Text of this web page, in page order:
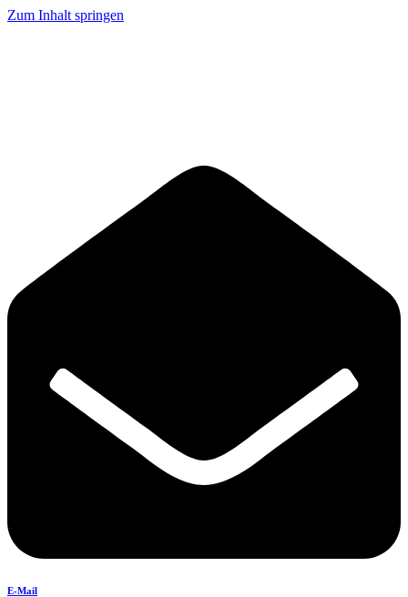
Zum Inhalt springen
E-Mail